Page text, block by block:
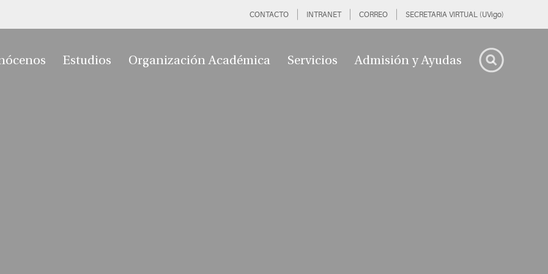
CONTACTO INTRANET CORREO SECRETARIA VIRTUAL (UVigo)
Estudios Organización Académica Servicios Admisión y Ayudas